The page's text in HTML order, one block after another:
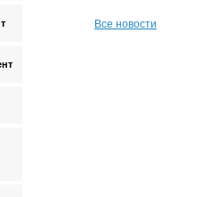
Все новости